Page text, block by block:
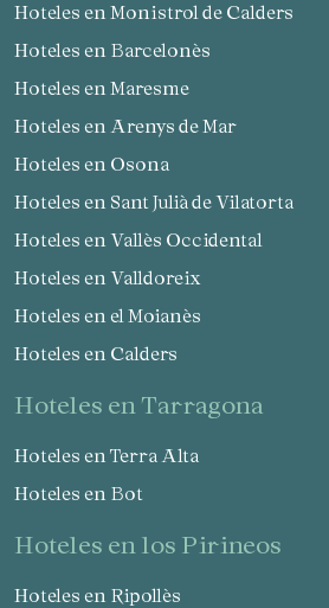
Hoteles en Monistrol de Calders
Hoteles en Barcelonès
Hoteles en Maresme
Hoteles en Arenys de Mar
Hoteles en Osona
Hoteles en Sant Julià de Vilatorta
Hoteles en Vallès Occidental
Hoteles en Valldoreix
Hoteles en el Moianès
Hoteles en Calders
hoteles en Tarragona
Hoteles en Terra Alta
Hoteles en Bot
hoteles en los Pirineos
Hoteles en Ripollès